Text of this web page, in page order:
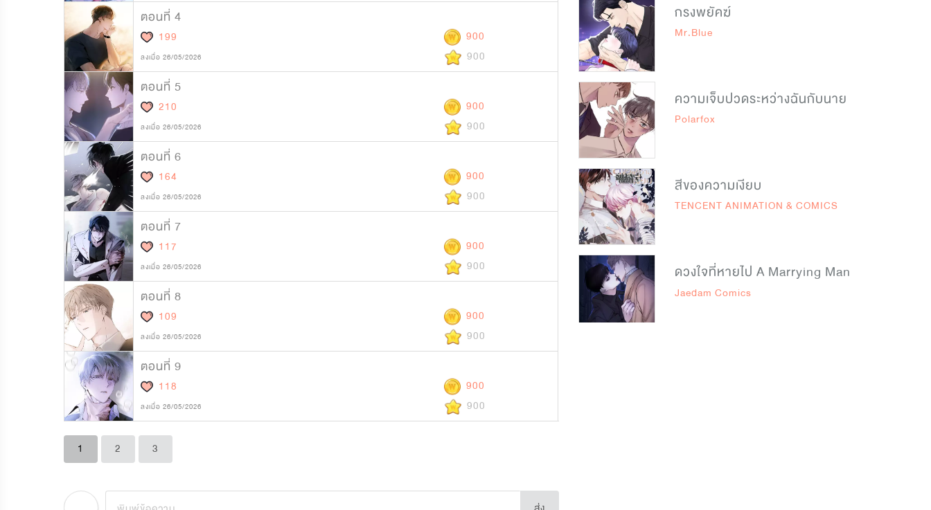
ตอนที่ 4
199 900
ลงเมื่อ 26/05/2026 900
ตอนที่ 5
210 900
ลงเมื่อ 26/05/2026 900
ตอนที่ 6
164 900
ลงเมื่อ 26/05/2026 900
ตอนที่ 7
117 900
ลงเมื่อ 26/05/2026 900
ตอนที่ 8
109 900
ลงเมื่อ 26/05/2026 900
ตอนที่ 9
118 900
ลงเมื่อ 26/05/2026 900
1 2 3
กรงพยัคฆ์
Mr.Blue
ความเจ็บปวดระหว่างฉันกับนาย
Polarfox
สีของความเงียบ
TENCENT ANIMATION & COMICS
ดวงใจที่หายไป A Marrying Man
Jaedam Comics